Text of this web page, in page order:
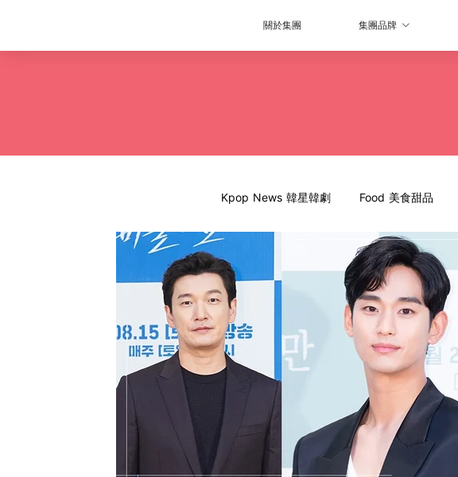
關於集團 集團品牌
Kpop News 韓星韓劇 Food 美食甜品